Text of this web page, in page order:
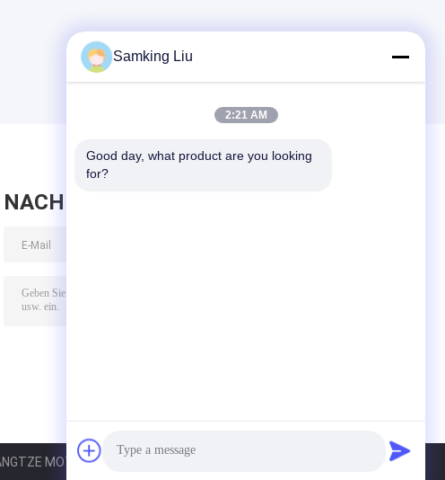
NACHRICHT HINTERLASSEN
MOTORS INDUSTRY CO., LIMITED. All Rights Reserved.
Samking Liu
2:21 AM
Good day, what product are you looking
for?